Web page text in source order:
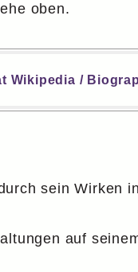
oben.
Wikipedia /
sein Wirken
auf